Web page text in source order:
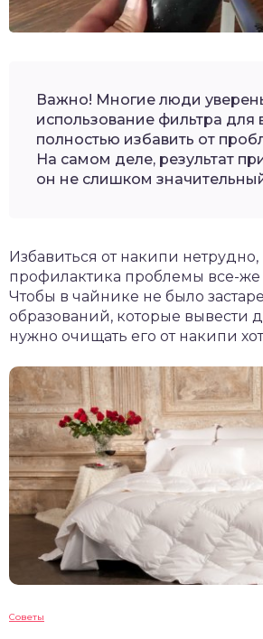
Важно! Многие люди
использование фильтра
полностью избавить от
На самом деле, результат
он не слишком
Избавиться от накипи нетрудно,
профилактика проблемы все-
Чтобы в чайнике не было
образований, которые вывести
нужно очищать его от накипи
Советы